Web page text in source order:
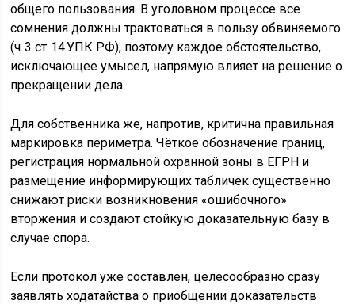
общего пользования. В уголовном процессе все
сомнения должны трактоваться в пользу обвиняемого
(ч. 3 ст. 14 УПК РФ), поэтому каждое обстоятельство,
исключающее умысел, напрямую влияет на решение о
прекращении дела.
Для собственника же, напротив, критична правильная
маркировка периметра. Чёткое обозначение границ,
регистрация нормальной охранной зоны в ЕГРН и
размещение информирующих табличек существенно
снижают риски возникновения «ошибочного»
вторжения и создают стойкую доказательную базу в
случае спора.
Если протокол уже составлен, целесообразно сразу
заявлять ходатайства о приобщении доказательств